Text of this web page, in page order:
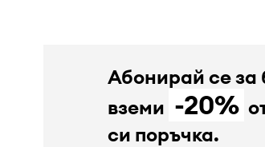
Абонирай се за
вземи -20%
си поръчка.